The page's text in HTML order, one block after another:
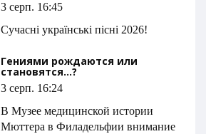
3 серп. 16:45
Сучасні українські пісні 2026!
Гениями рождаются или
становятся...?
3 серп. 16:24
В Музее медицинской истории
Мюттера в Филадельфии внимание